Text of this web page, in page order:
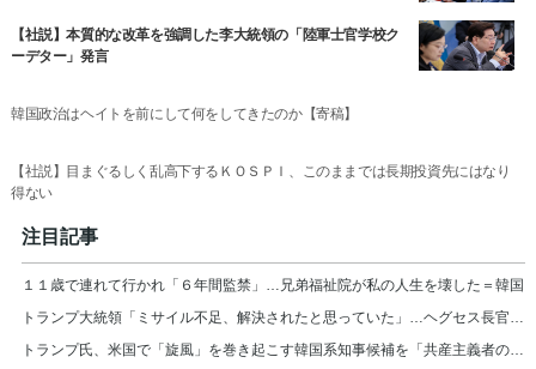
【社説】本質的な改革を強調した李大統領の「陸軍士官学校ク
ーデター」発言
韓国政治はヘイトを前にして何をしてきたのか【寄稿】
【社説】目まぐるしく乱高下するＫＯＳＰＩ、このままでは長期投資先にはなり
得ない
注目記事
１１歳で連れて行かれ「６年間監禁」…兄弟福祉院が私の人生を壊した＝韓国
トランプ大統領「ミサイル不足、解決されたと思っていた」…ヘグセス長官を厳しく叱責
トランプ氏、米国で「旋風」を巻き起こす韓国系知事候補を「共産主義者の狂人」と非難